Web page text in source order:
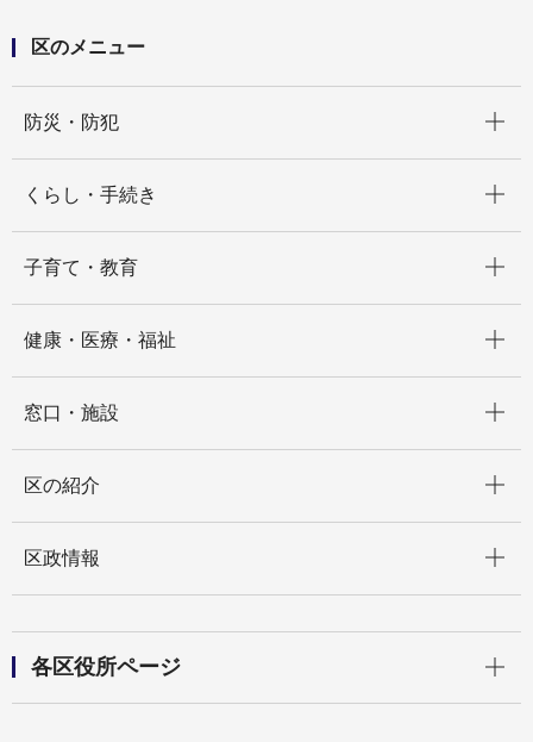
区のメニュー
防災・防犯
くらし・手続き
子育て・教育
健康・医療・福祉
窓口・施設
区の紹介
区政情報
各区役所ページ